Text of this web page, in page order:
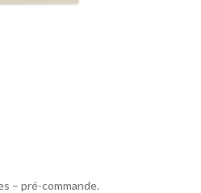
– pré-commande.